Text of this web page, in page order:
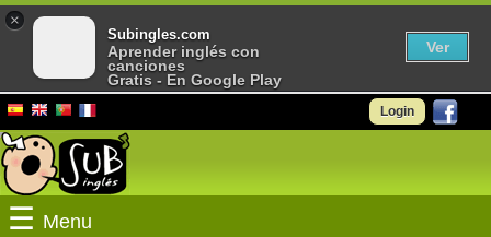
Login
☰ Menu
×
Subingles.com
Aprender inglés con
canciones
Gratis - En Google Play
Ver